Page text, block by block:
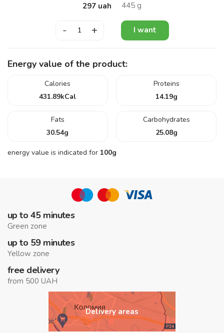
297 uah 445 g
- + I want
Energy value of the product:
Calories
431.89kCal
Proteins
14.19g
Fats
30.54g
Carbohydrates
25.08g
energy value is indicated for 100g
up to 45 minutes
Green zone
up to 59 minutes
Yellow zone
free delivery
from 500 UAH
Delivery areas